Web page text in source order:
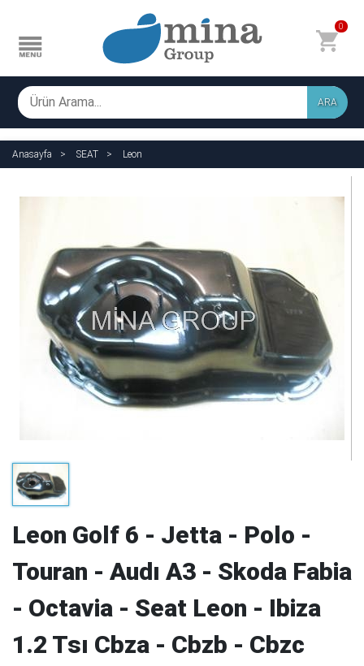
0
ARA
Anasayfa SEAT Leon
Leon Golf 6 - Jetta - Polo -
Touran - Audı A3 - Skoda Fabia
- Octavia - Seat Leon - Ibiza
1.2 Tsı Cbza - Cbzb - Cbzc